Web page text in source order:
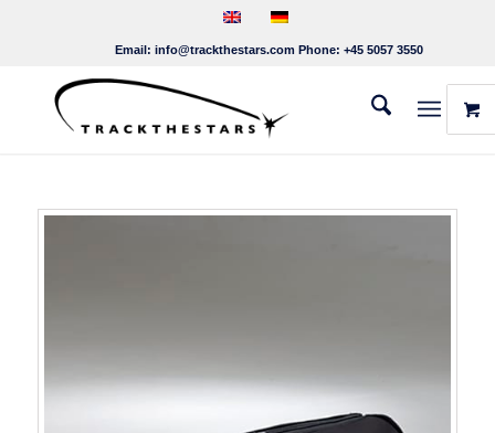
Email: info@trackthestars.com Phone: +45 5057 3550